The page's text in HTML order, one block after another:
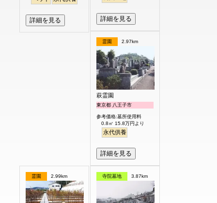
詳細を見る 詳細を見る
霊園 2.97km
萩霊園
東京都 八王子市
参考価格:墓所使用料
0.8㎡ 15.8万円より
永代供養
詳細を見る
霊園 2.99km 寺院墓地 3.87km